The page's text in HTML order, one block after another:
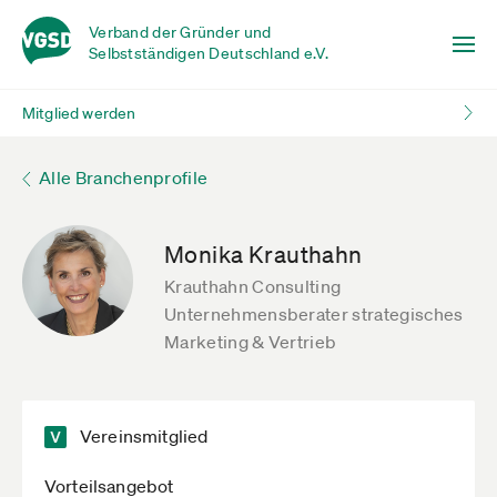
Verband der Gründer und
Selbstständigen Deutschland e.V.
Mitglied werden
Alle Branchenprofile
Monika Krauthahn
Krauthahn Consulting
Unternehmensberater strategisches
Marketing & Vertrieb
Vereinsmitglied
Vorteilsangebot